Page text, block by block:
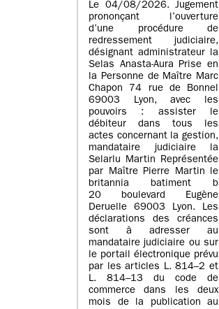
Le 04/08/2026. Jugement
prononçant l’ouverture
d’une procédure de
redressement judiciaire,
désignant administrateur la
Selas Anasta-Aura Prise en
la Personne de Maître Marc
Chapon 74 rue de Bonnel
69003 Lyon, avec les
pouvoirs : assister le
débiteur dans tous les
actes concernant la gestion,
mandataire judiciaire la
Selarlu Martin Représentée
par Maître Pierre Martin le
britannia batiment b
20 boulevard Eugène
Deruelle 69003 Lyon. Les
déclarations des créances
sont à adresser au
mandataire judiciaire ou sur
le portail électronique prévu
par les articles L. 814–2 et
L. 814–13 du code de
commerce dans les deux
mois de la publication au